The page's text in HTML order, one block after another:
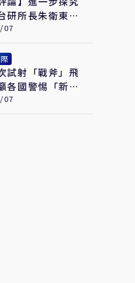
研所長朱衛東的
統」
07
試射「戰斧」飛
國警惕「新型
」發展
07